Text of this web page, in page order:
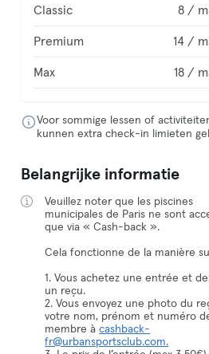
Classic 8 /
Premium 14 /
Max 18 /
Voor sommige lessen of
kunnen extra check-in limieten
Belangrijke informatie
Veuillez noter que les piscines
municipales de Paris ne sont
que via « Cash-back ».
Cela fonctionne de la manière
1. Vous achetez une entrée et
un reçu.
2. Vous envoyez une photo du
votre nom, prénom et numéro
membre àcashback-
fr@urbansportsclub.com.